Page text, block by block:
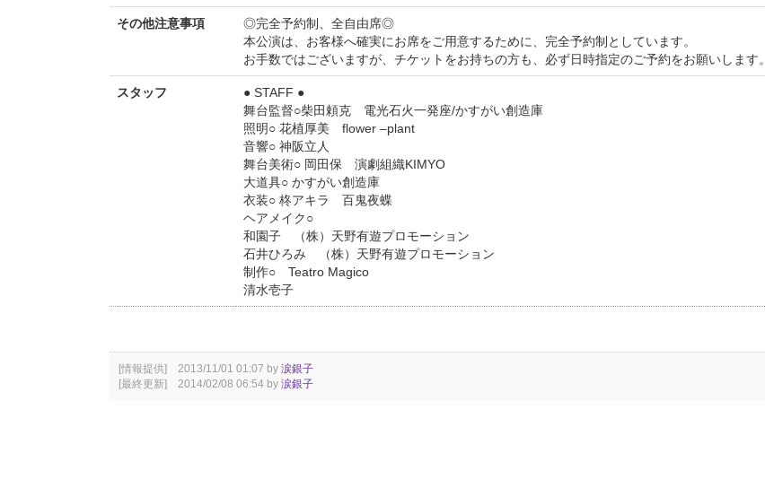
その他注意事項
◎完全予約制、全自由席◎
本公演は、お客様へ確実にお席をご用意するために、完全予約制としています。
お手数ではございますが、チケットをお持ちの方も、必ず日時指定のご予約をお願いします。
スタッフ
● STAFF ●
舞台監督○柴田頼克 電光石火一発座/かすがい創造庫
照明○ 花植厚美 flower –plant
音響○ 神阪立人
舞台美術○ 岡田保 演劇組織KIMYO
大道具○ かすがい創造庫
衣装○ 柊アキラ 百鬼夜蝶
ヘアメイク○
和園子 （株）天野有遊プロモーション
石井ひろみ （株）天野有遊プロモーション
制作○ Teatro Magico
清水壱子
[情報提供] 2013/11/01 01:07 by 涙銀子
[最終更新] 2014/02/08 06:54 by 涙銀子